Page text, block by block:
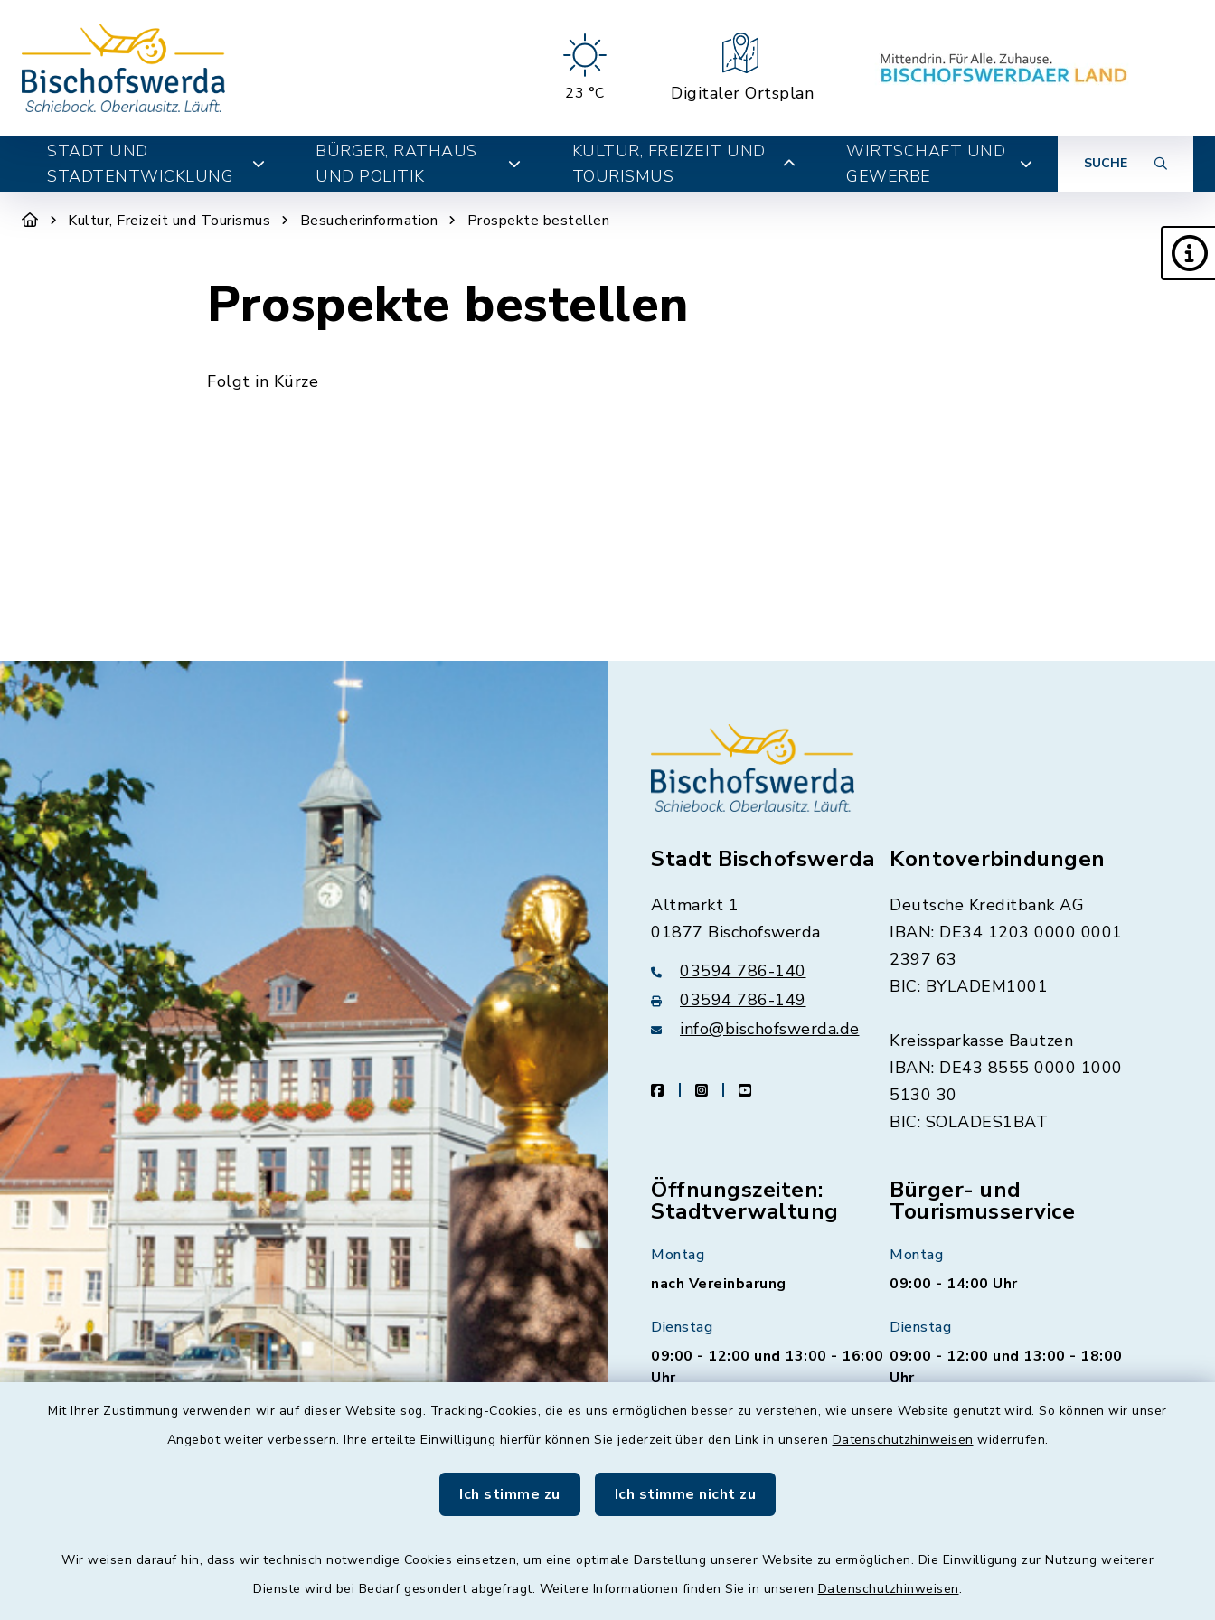
Mit Ihrer Zustimmung verwenden wir auf dieser Website sog. Tracking-Cookies, die es uns ermöglichen besser zu verstehen, wie unsere Website genutzt wird. So können wir unser
Angebot weiter verbessern. Ihre erteilte Einwilligung hierfür können Sie jederzeit über den Link in unseren Datenschutzhinweisen widerrufen.
Ich stimme zu Ich stimme nicht zu
Wir weisen darauf hin, dass wir technisch notwendige Cookies einsetzen, um eine optimale Darstellung unserer Website zu ermöglichen. Die Einwilligung zur Nutzung weiterer
Dienste wird bei Bedarf gesondert abgefragt. Weitere Informationen finden Sie in unseren Datenschutzhinweisen.
23 °C Digitaler Ortsplan
STADT UND
STADTENTWICKLUNG
BÜRGER, RATHAUS
UND POLITIK
KULTUR, FREIZEIT UND
TOURISMUS
WIRTSCHAFT UND
GEWERBE
SUCHE
Kultur, Freizeit und Tourismus Besucherinformation Prospekte bestellen
Prospekte bestellen
Folgt in Kürze
Stadt Bischofswerda
Altmarkt 1
01877 Bischofswerda
03594 786-140
03594 786-149
info@bischofswerda.de
facebookinstagramyoutube
Kontoverbindungen
Deutsche Kreditbank AG
IBAN: DE34 1203 0000 0001
2397 63
BIC: BYLADEM1001
Kreissparkasse Bautzen
IBAN: DE43 8555 0000 1000
5130 30
BIC: SOLADES1BAT
Öffnungszeiten:
Stadtverwaltung
Montag
nach Vereinbarung
Dienstag
09:00 - 12:00 und 13:00 - 16:00
Uhr
Mittwoch
nach Vereinbarung
Donnerstag
09:00 - 12:00 und 13:00 - 18:00
Freitag
Bürger- und
Tourismusservice
Montag
09:00 - 14:00 Uhr
Dienstag
09:00 - 12:00 und 13:00 - 18:00
Uhr
Mittwoch
geschlossen
Freitag